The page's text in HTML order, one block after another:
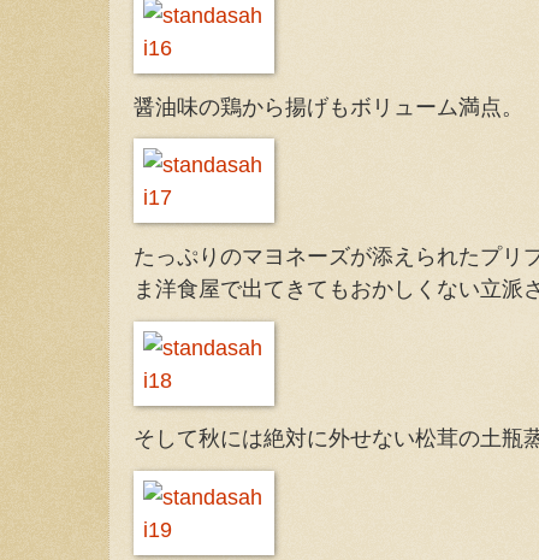
醤油味の鶏から揚げもボリューム満点。
たっぷりのマヨネーズが添えられたプリ
ま洋食屋で出てきてもおかしくない立派
そして秋には絶対に外せない松茸の土瓶